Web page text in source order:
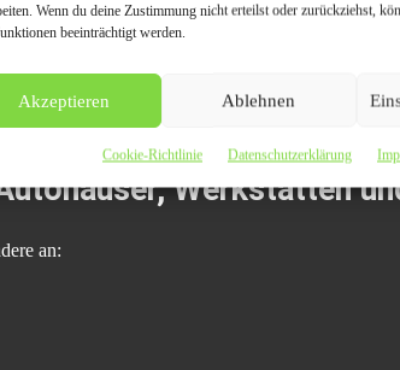
Wenn du deine Zustimmung nicht erteilst oder zurückziehst,
beeinträchtigt werden.
Akzeptieren Ablehnen
Cookie-Richtlinie Datenschutzerklärung
zur Reichweitensteigerung, Markenbildung
genau diesen Effekt unterstützen.
Werkstätten
an: